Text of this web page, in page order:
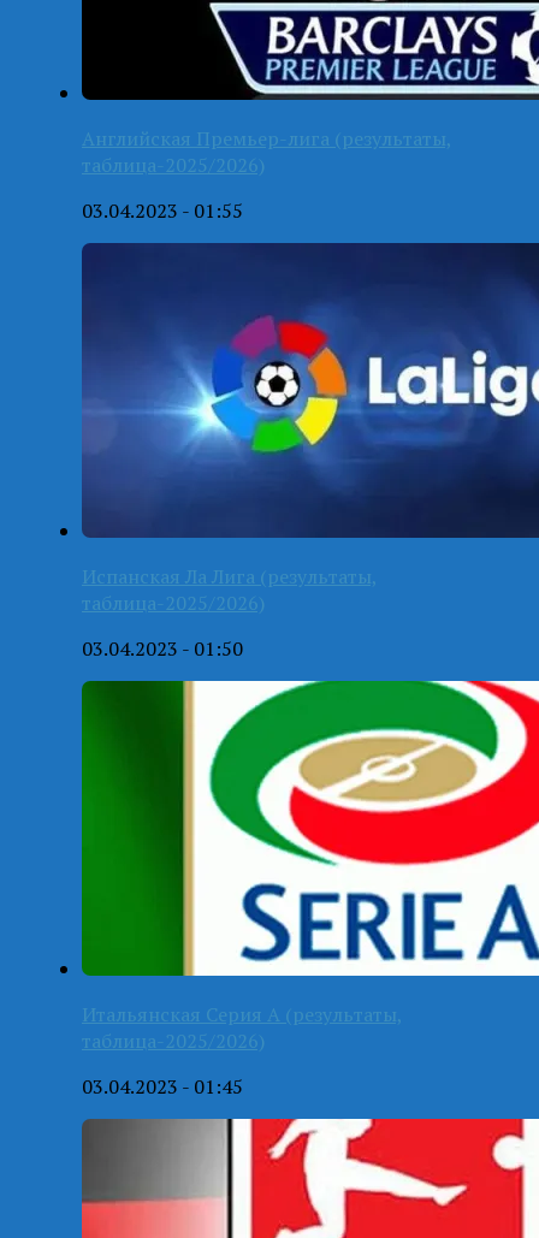
Английская Премьер-лига (результаты,
таблица-2025/2026)
03.04.2023 - 01:55
Испанская Ла Лига (результаты,
таблица-2025/2026)
03.04.2023 - 01:50
Итальянская Серия А (результаты,
таблица-2025/2026)
03.04.2023 - 01:45